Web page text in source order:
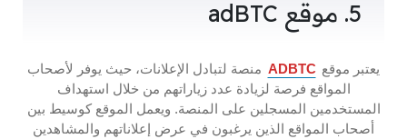
5. موقع adBTC
يعتبر موقع ADBTC منصة لتبادل الإعلانات، حيث يوفر لأصحاب
المواقع فرصة لزيادة عدد زياراتهم من خلال استهداف
المستخدمين المسجلين على المنصة. ويعمل الموقع كوسيط بين
أصحاب المواقع الذين يرغبون في عرض إعلاناتهم والمشاهدين